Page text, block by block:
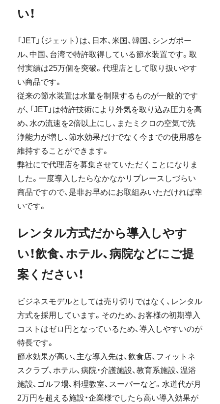
い！
「JET」（ジェット）は、日本、米国、韓国、シンガポー
ル、中国、台湾で特許取得している節水装置です。取
付実績は25万個を突破。代理店として取り扱いやす
い商品です。
従来の節水装置は水量を制限するものが一般的です
が、「JET」は特許技術により外気を取り込み圧力を高
め、水の流速を2倍以上にし、またミクロの空気で洗
浄能力が増し、節水効果だけでなく今までの使用感を
維持することができます。
弊社にで代理店を募集させていただくことになりま
した。一度導入したらなかなかリプレースしづらい
商品ですので、是非お早めにお取組みいただければ幸
いです。
レンタル方式だから導入しやす
い！飲食、ホテル、病院などにご提
案ください！
ビジネスモデルとしては売り切りではなく、レンタル
方式を採用しています。そのため、お客様の初期導入
コストはゼロ円となっているため、導入しやすいのが
特長です。
節水効果が高い、主な導入先は、飲食店、フィットネ
スクラブ、ホテル、病院・介護施設、教育系施設、温浴
施設、ゴルフ場、料理教室、スーパーなど。水道代が月
2万円を超える施設・企業様でしたら高い導入効果が